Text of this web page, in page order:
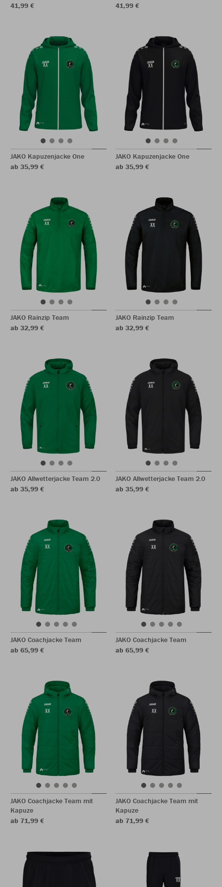
41,99 € 41,99 €
JAKO Kapuzenjacke One
ab 35,99 €
JAKO Kapuzenjacke One
ab 35,99 €
JAKO Rainzip Team
ab 32,99 €
JAKO Rainzip Team
ab 32,99 €
JAKO Allwetterjacke Team 2.0
ab 35,99 €
JAKO Allwetterjacke Team 2.0
ab 35,99 €
JAKO Coachjacke Team
ab 65,99 €
JAKO Coachjacke Team
ab 65,99 €
JAKO Coachjacke Team mit
Kapuze
ab 71,99 €
JAKO Coachjacke Team mit
Kapuze
ab 71,99 €